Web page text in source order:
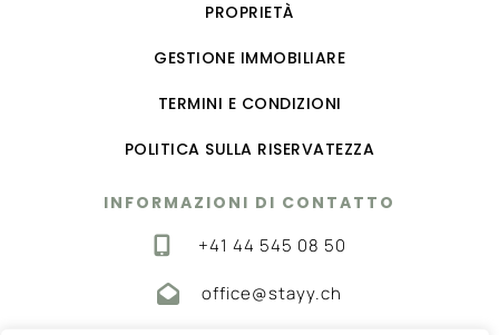
PROPRIETÀ
GESTIONE IMMOBILIARE
TERMINI E CONDIZIONI
POLITICA SULLA RISERVATEZZA
INFORMAZIONI DI CONTATTO
+41 44 545 08 50
office@stayy.ch